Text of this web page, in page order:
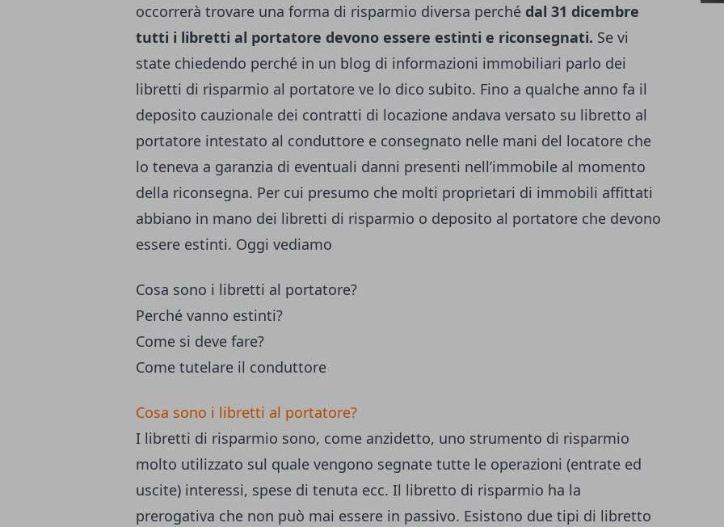
occorrerà trovare una forma di risparmio diversa perché dal 31 dicembre
tutti i libretti al portatore devono essere estinti e riconsegnati. Se vi
state chiedendo perché in un blog di informazioni immobiliari parlo dei
libretti di risparmio al portatore ve lo dico subito. Fino a qualche anno fa il
deposito cauzionale dei contratti di locazione andava versato su libretto al
portatore intestato al conduttore e consegnato nelle mani del locatore che
lo teneva a garanzia di eventuali danni presenti nell’immobile al momento
della riconsegna. Per cui presumo che molti proprietari di immobili affittati
abbiano in mano dei libretti di risparmio o deposito al portatore che devono
essere estinti. Oggi vediamo
Cosa sono i libretti al portatore?
Perché vanno estinti?
Come si deve fare?
Come tutelare il conduttore
Cosa sono i libretti al portatore?
I libretti di risparmio sono, come anzidetto, uno strumento di risparmio
molto utilizzato sul quale vengono segnate tutte le operazioni (entrate ed
uscite) interessi, spese di tenuta ecc. Il libretto di risparmio ha la
prerogativa che non può mai essere in passivo. Esistono due tipi di libretto